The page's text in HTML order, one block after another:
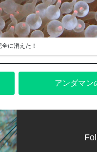
全に消えた！
アンダマン